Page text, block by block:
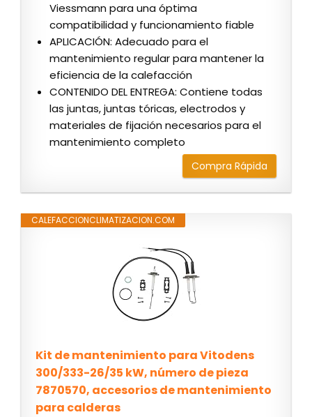
Viessmann para una óptima
compatibilidad y funcionamiento fiable
APLICACIÓN: Adecuado para el
mantenimiento regular para mantener la
eficiencia de la calefacción
CONTENIDO DEL ENTREGA: Contiene todas
las juntas, juntas tóricas, electrodos y
materiales de fijación necesarios para el
mantenimiento completo
Compra Rápida
CALEFACCIONCLIMATIZACION.COM
Kit de mantenimiento para Vitodens
300/333-26/35 kW, número de pieza
7870570, accesorios de mantenimiento
para calderas